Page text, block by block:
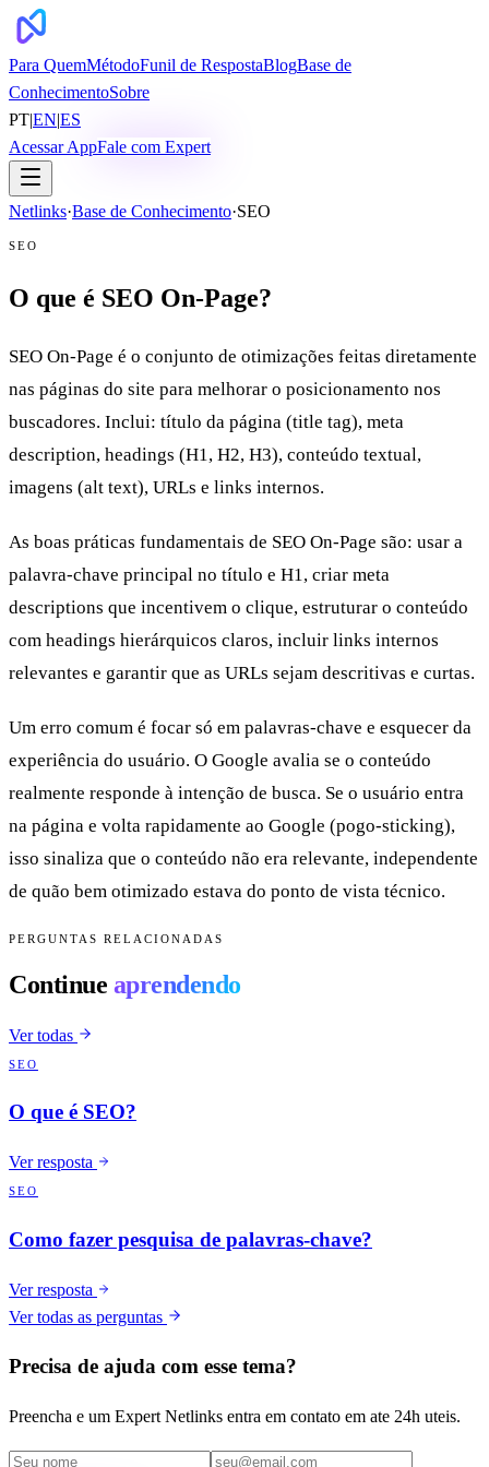
Para QuemMétodoFunil de RespostaBlogBase de
ConhecimentoSobre
PT|EN|ES
Acessar AppFale com Expert
Netlinks·Base de Conhecimento·SEO
SEO
O que é SEO On-Page?
SEO On-Page é o conjunto de otimizações feitas diretamente
nas páginas do site para melhorar o posicionamento nos
buscadores. Inclui: título da página (title tag), meta
description, headings (H1, H2, H3), conteúdo textual,
imagens (alt text), URLs e links internos.
As boas práticas fundamentais de SEO On-Page são: usar a
palavra-chave principal no título e H1, criar meta
descriptions que incentivem o clique, estruturar o conteúdo
com headings hierárquicos claros, incluir links internos
relevantes e garantir que as URLs sejam descritivas e curtas.
Um erro comum é focar só em palavras-chave e esquecer da
experiência do usuário. O Google avalia se o conteúdo
realmente responde à intenção de busca. Se o usuário entra
na página e volta rapidamente ao Google (pogo-sticking),
isso sinaliza que o conteúdo não era relevante, independente
de quão bem otimizado estava do ponto de vista técnico.
PERGUNTAS RELACIONADAS
Continue aprendendo
Ver todas
SEO
O que é SEO?
Ver resposta
SEO
Como fazer pesquisa de palavras-chave?
Ver resposta
Ver todas as perguntas
Precisa de ajuda com esse tema?
Preencha e um Expert Netlinks entra em contato em ate 24h uteis.